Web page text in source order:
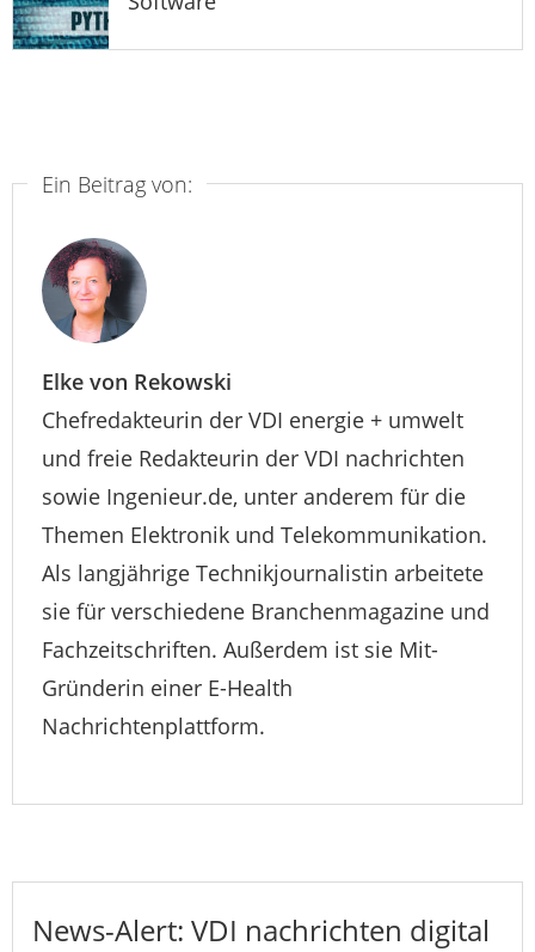
Ein Beitrag von:
Elke von Rekowski
Chefredakteurin der VDI energie + umwelt
und freie Redakteurin der VDI nachrichten
sowie Ingenieur.de, unter anderem für die
Themen Elektronik und Telekommunikation.
Als langjährige Technikjournalistin arbeitete
sie für verschiedene Branchenmagazine und
Fachzeitschriften. Außerdem ist sie Mit-
Gründerin einer E-Health
Nachrichtenplattform.
News-Alert: VDI nachrichten digital